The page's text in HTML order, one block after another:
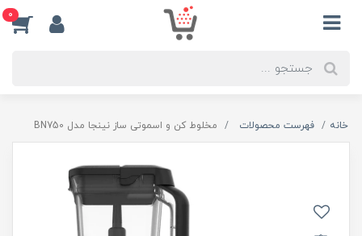
0
خانه فهرست محصولات مخلوط کن و اسموتی ساز نینجا مدل BN750